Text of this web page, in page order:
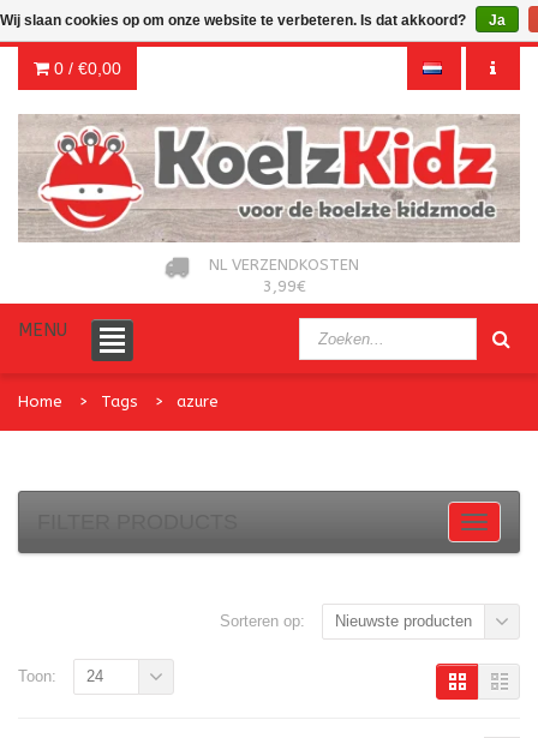
0 / €0,00
NL VERZENDKOSTEN
3,99€
MENU
Home Tags azure
Sorteren op: Nieuwste producten
Toon: 24
Wij slaan cookies op om onze website te verbeteren. Is dat akkoord? Ja